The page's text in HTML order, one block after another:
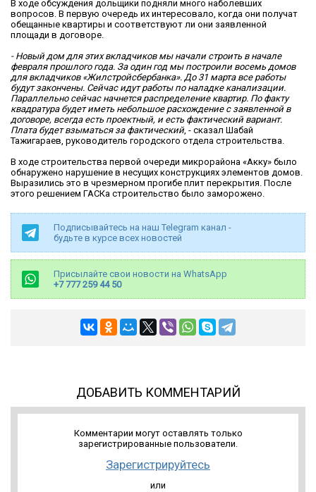
В ходе обсуждения дольщики подняли много наболевших
вопросов. В первую очередь их интересовало, когда они получат
обещанные квартиры и соответствуют ли они заявленной
площади в договоре.
- Новый дом для этих вкладчиков мы начали строить в начале
февраля прошлого года. За один год мы построили восемь домов
для вкладчиков «Жилстройсбербанка». До 31 марта все работы
будут закончены. Сейчас идут работы по наладке канализации.
Параллельно сейчас начнется распределение квартир. По факту
квадратура будет иметь небольшое расхождение с заявленной в
договоре, всегда есть проектный, и есть фактический вариант.
Плата будет взыматься за фактический, - сказал Шабай
Тажигараев, руководитель городского отдела строительства.
В ходе строительства первой очереди микрорайона «Акку» было
обнаружено нарушение в несущих конструкциях элементов домов.
Выразились это в чрезмерном прогибе плит перекрытия. После
этого решением ГАСКа строительство было заморожено.
Подписывайтесь на наш Telegram канал -
будьте в курсе всех новостей
Присылайте свои новости на WhatsApp
+7 777 259 44 50
ДОБАВИТЬ КОММЕНТАРИЙ
Комментарии могут оставлять только
зарегистрированные пользователи.
Зарегистрируйтесь
или